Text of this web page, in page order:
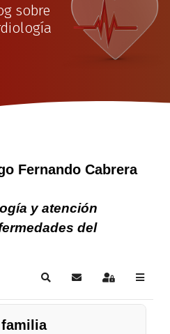
sobre
Fernando Cabrera
y atención
del
SearchSubscribe to blog
Sign In